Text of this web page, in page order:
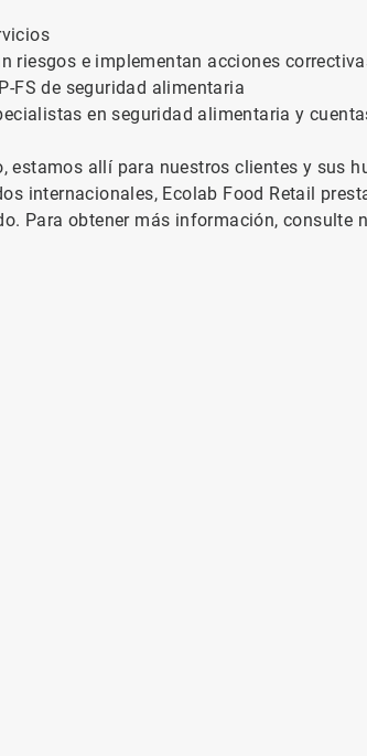
riesgos e implementan acciones
FS de seguridad alimentaria
en seguridad alimentaria y
allí para nuestros clientes y sus
internacionales, Ecolab Food Retail
Para obtener más información, consulte